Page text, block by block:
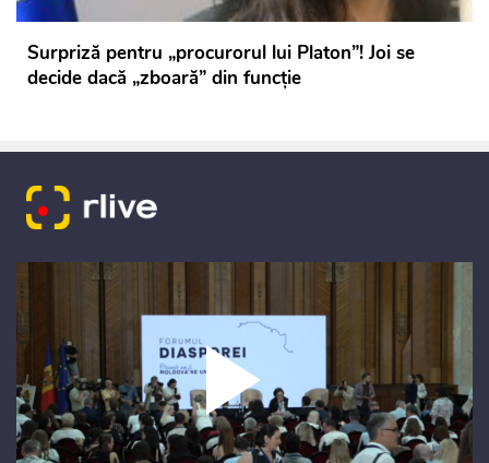
Surpriză pentru „procurorul lui Platon”! Joi se
decide dacă „zboară” din funcție